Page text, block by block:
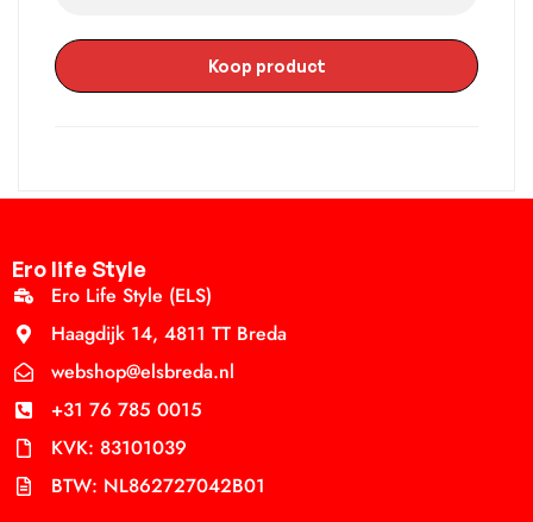
Koop product
Ero life Style
Ero Life Style (ELS)
Haagdijk 14, 4811 TT Breda
webshop@elsbreda.nl
+31 76 785 0015
KVK: 83101039
BTW: NL862727042B01